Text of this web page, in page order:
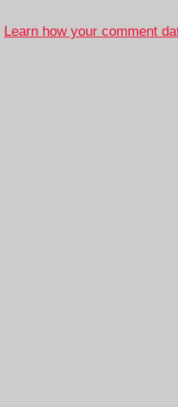
Learn how your comment